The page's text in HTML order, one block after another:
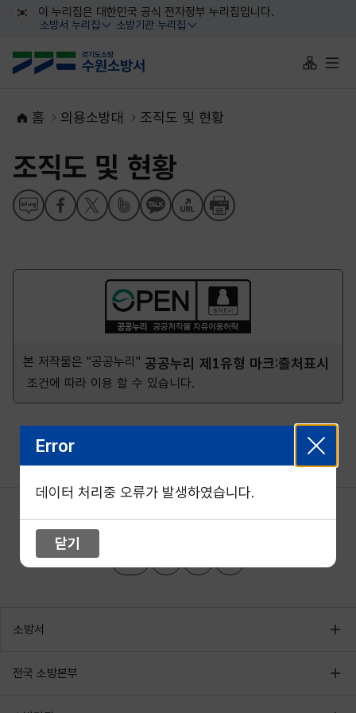
대메뉴 바로가기
본문 바로가기
이 누리집은 대한민국 공식 전자정부 누리집입니다.
소방서 누리집
열기
소방기관 누리집
열기
사이트맵
전체
홈 의용소방대 조직도 및 현황
조직도 및 현황
본 저작물은 "공공누리" 공공누리 제1유형 마크:출처표시
조건에 따라 이용 할 수 있습니다.
소방서
전국 소방본부
Error
데이터 처리중 오류가 발생하였습니다.
닫기